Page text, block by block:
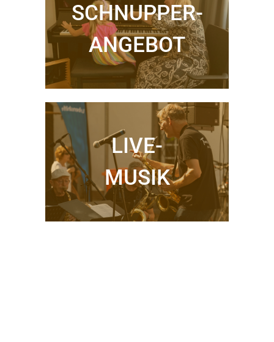
SCHNUPPER-
ANGEBOT
LIVE-
MUSIK